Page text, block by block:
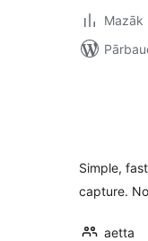
Mazāk
Simple,
capture.
aetta